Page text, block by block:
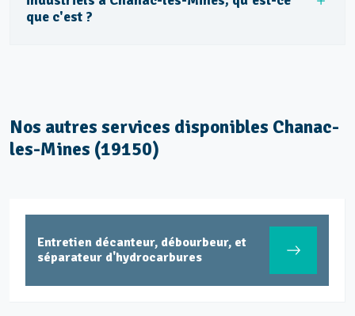
que c'est ?
Nos autres services disponibles Chanac-
les-Mines (19150)
Entretien décanteur, débourbeur, et
séparateur d'hydrocarbures